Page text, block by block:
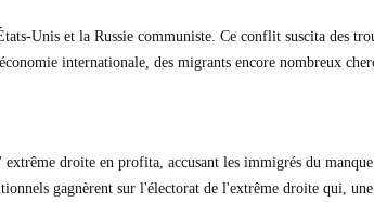
Unis et la Russie communiste. Ce conflit suscita des
internationale, des migrants encore nombreux
extrême droite en profita, accusant les immigrés du
gagnèrent sur l'électorat de l'extrême droite qui,